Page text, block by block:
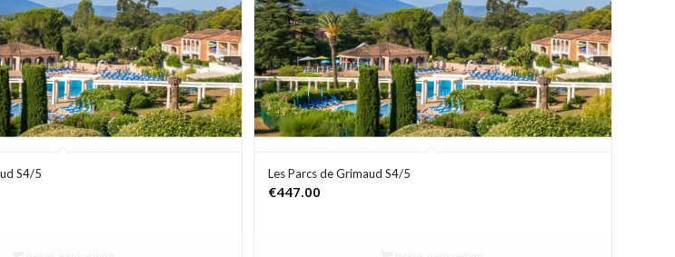
S4/5 Les Parcs de Grimaud S4/5
€447.00